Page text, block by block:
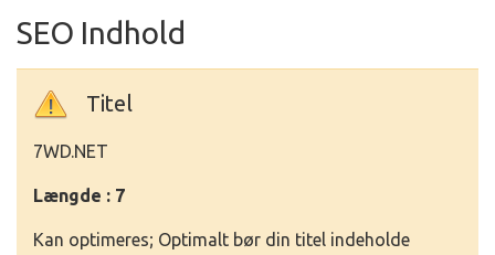
SEO Indhold
Titel
7WD.NET
Længde : 7
Kan optimeres; Optimalt bør din titel indeholde